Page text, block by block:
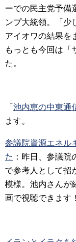
ーでの民主党予備
ンプ大統領。「
アイオワの結果を
もっとも今回は「
た。
「 池内恵の中東通
ます。
参議院資源エネル
た ： 昨日、参議院
で参考人として招
模様。池内さんが
画で視聴できます！